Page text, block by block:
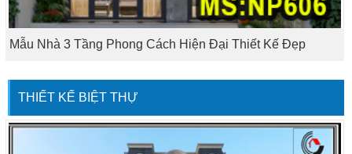
Mẫu Nhà 3 Tầng Phong Cách Hiện Đại Thiết Kế Đẹp
THIẾT KẾ BIỆT THỰ